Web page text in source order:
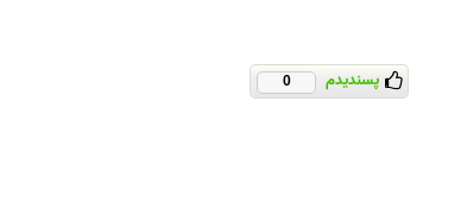
پسندیدم 0